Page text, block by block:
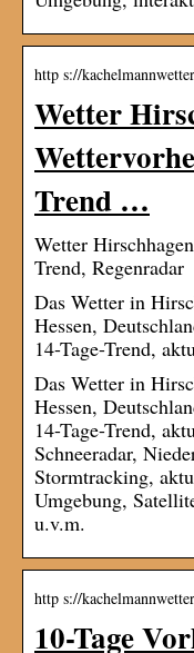
http s://
Wetter
Trend …
Wetter
Trend, Regenradar
Das Wetter in
Hessen,
14-Tage-Trend,
Das Wetter in
Hessen,
14-Tage-Trend,
Schneeradar,
Stormtracking,
Umgebung,
u.v.m.
http s://
10-Tage